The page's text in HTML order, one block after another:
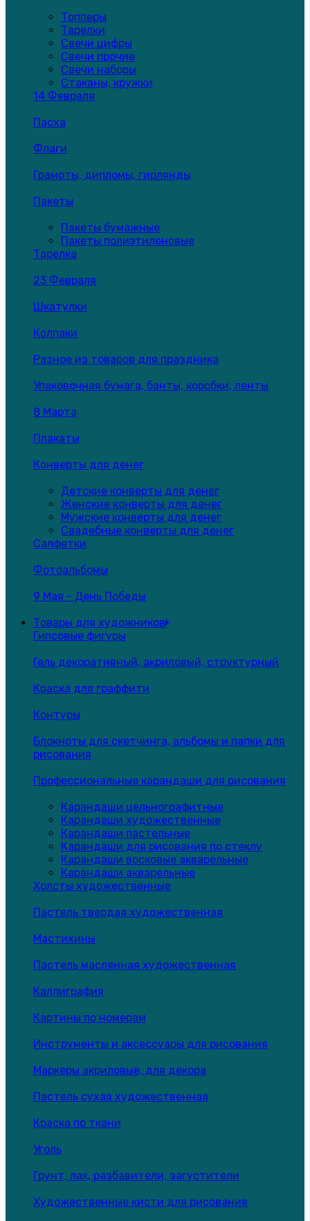
Топперы
Тарелки
Свечи цифры
Свечи прочие
Свечи наборы
Стаканы, кружки
14 Февраля
Пасха
Флаги
Грамоты, дипломы, гирлянды
Пакеты
Пакеты бумажные
Пакеты полиэтиленовые
Тарелка
23 Февраля
Шкатулки
Колпаки
Разное из товаров для праздника
Упаковочная бумага, банты, коробки, ленты
8 Марта
Плакаты
Конверты для денег
Детские конверты для денег
Женские конверты для денег
Мужские конверты для денег
Свадебные конверты для денег
Салфетки
Фотоальбомы
9 Мая - День Победы
Товары для художников
Гипсовые фигуры
Гель декоративный, акриловый, структурный
Краска для граффити
Контуры
Блокноты для скетчинга, альбомы и папки для
рисования
Профессиональные карандаши для рисования
Карандаши цельнографитные
Карандаши художественные
Карандаши пастельные
Карандаши для рисования по стеклу
Карандаши восковые акварельные
Карандаши акварельные
Холсты художественные
Пастель твердая художественная
Мастихины
Пастель маслянная художественная
Каллиграфия
Картины по номерам
Инструменты и аксессуары для рисования
Маркеры акриловые, для декора
Пастель сухая художественная
Краска по ткани
Уголь
Грунт, лак, разбавители, загустители
Художественные кисти для рисования